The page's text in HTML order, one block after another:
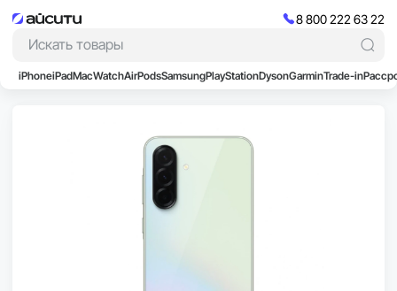
8 800 222 63 22
iPhoneiPadMacWatchAirPodsSamsungPlayStationDysonGarminTrade-in